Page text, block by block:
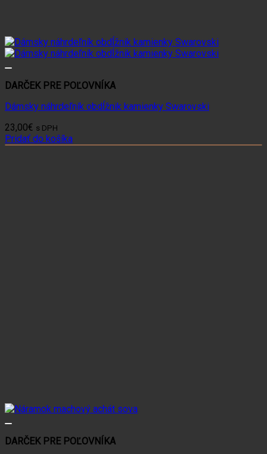
DARČEK PRE POĽOVNÍKA
Dámsky náhrdeľník obdĺžnik kamienky Swarovski
23,00€ s DPH
Pridať do košíka
DARČEK PRE POĽOVNÍKA